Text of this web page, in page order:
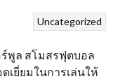
Uncategorized
พูล สโมสรฟุตบอล
เยี่ยมในการเล่นให้